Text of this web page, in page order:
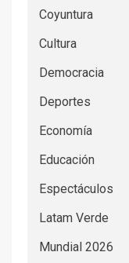
Coyuntura
Cultura
Democracia
Deportes
Economía
Educación
Espectáculos
Latam Verde
Mundial 2026